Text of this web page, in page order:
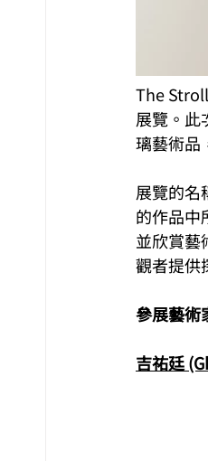
The
展覽。此
璃藝術品
展覽的名
的作品中
並欣賞藝
觀者提供
參展藝術
吉祐廷